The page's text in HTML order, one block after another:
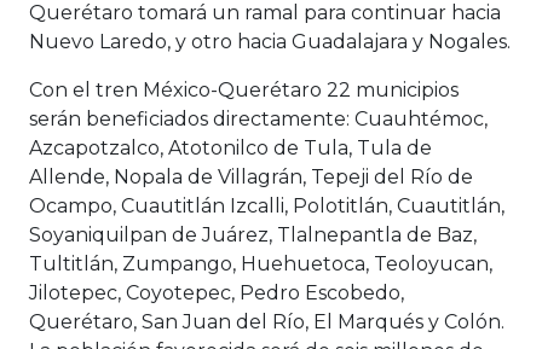
Querétaro tomará un ramal para continuar hacia
Nuevo Laredo, y otro hacia Guadalajara y Nogales.
Con el tren México-Querétaro 22 municipios
serán beneficiados directamente: Cuauhtémoc,
Azcapotzalco, Atotonilco de Tula, Tula de
Allende, Nopala de Villagrán, Tepeji del Río de
Ocampo, Cuautitlán Izcalli, Polotitlán, Cuautitlán,
Soyaniquilpan de Juárez, Tlalnepantla de Baz,
Tultitlán, Zumpango, Huehuetoca, Teoloyucan,
Jilotepec, Coyotepec, Pedro Escobedo,
Querétaro, San Juan del Río, El Marqués y Colón.